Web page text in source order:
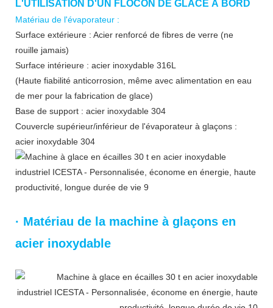
L'UTILISATION D'UN FLOCON DE GLACE À BORD
Matériau de l'évaporateur :
Surface extérieure : Acier renforcé de fibres de verre (ne
rouille jamais)
Surface intérieure : acier inoxydable 316L
(Haute fiabilité anticorrosion, même avec alimentation en eau
de mer pour la fabrication de glace)
Base de support : acier inoxydable 304
Couvercle supérieur/inférieur de l'évaporateur à glaçons :
acier inoxydable 304
· Matériau de la machine à glaçons en
acier inoxydable